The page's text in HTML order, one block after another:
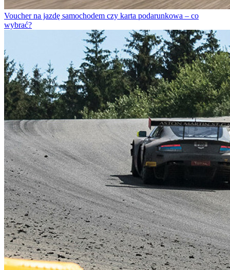
Voucher na jazdę samochodem czy karta podarunkowa – co
wybrać?